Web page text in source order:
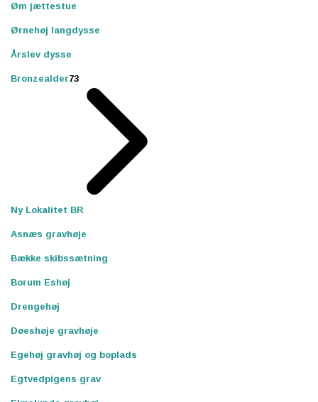
Øm jættestue
Ørnehøj langdysse
Årslev dysse
Bronzealder73
Ny Lokalitet BR
Asnæs gravhøje
Bække skibssætning
Borum Eshøj
Drengehøj
Døeshøje gravhøje
Egehøj gravhøj og boplads
Egtvedpigens grav